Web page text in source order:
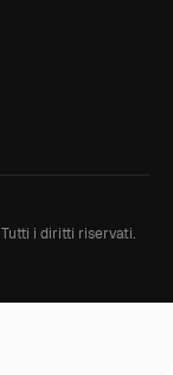
Tutti i diritti riservati.